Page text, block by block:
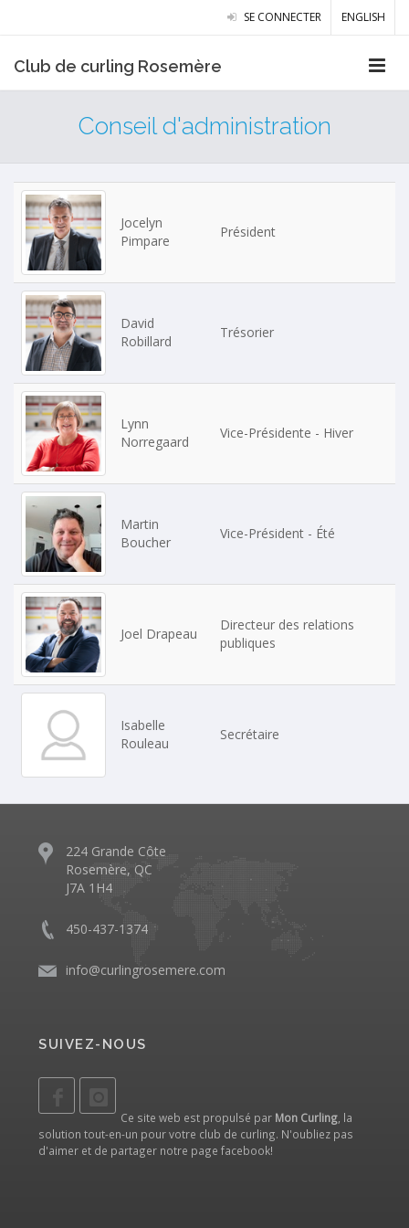
SE CONNECTER ENGLISH
Club de curling Rosemère
Conseil d'administration
Jocelyn
Pimpare
Président
David
Robillard
Trésorier
Lynn
Norregaard
Vice-Présidente - Hiver
Martin
Boucher
Vice-Président - Été
Joel Drapeau
Directeur des relations
publiques
Isabelle
Rouleau
Secrétaire
224 Grande Côte
Rosemère, QC
J7A 1H4
450-437-1374
info@curlingrosemere.com
SUIVEZ-NOUS
Ce site web est propulsé par Mon Curling , la
solution tout-en-un pour votre club de curling. N'oubliez pas
d'aimer et de partager notre page facebook!